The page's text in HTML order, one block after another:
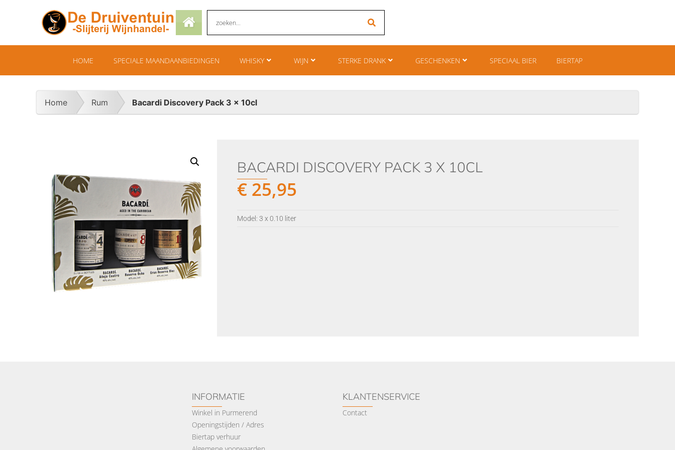
HOME SPECIALE MAANDAANBIEDINGEN WHISKY WIJN STERKE DRANK GESCHENKEN SPECIAAL BIER BIERTAP
Home Rum Bacardi Discovery Pack 3 x 10cl
BACARDI DISCOVERY PACK 3 X 10CL
€ 25,95
Model: 3 x 0.10 liter
INFORMATIE
Winkel in Purmerend
Openingstijden / Adres
Biertap verhuur
KLANTENSERVICE
Contact